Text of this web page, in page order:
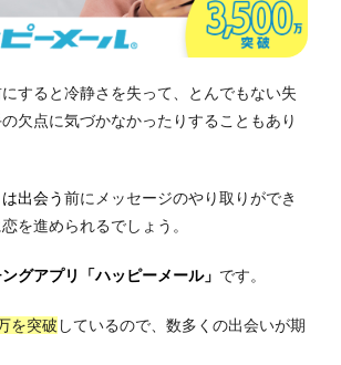
すると冷静さを失って、とんでもない失
欠点に気づかなかったりすることもあり
は出会う前にメッセージのやり取りができ
を進められるでしょう。
グアプリ「ハッピーメール」 です。
を突破 しているので、数多くの出会いが期